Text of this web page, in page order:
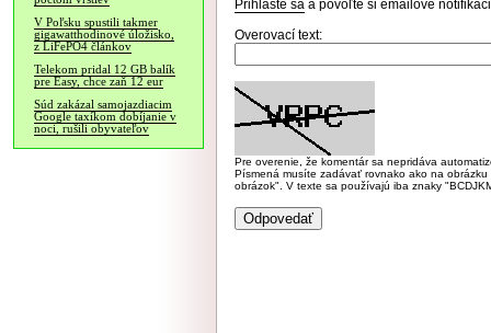
V Poľsku spustili takmer
gigawatthodinové úložisko,
z LiFePO4 článkov
Telekom pridal 12 GB balík
pre Easy, chce zaň 12 eur
Súd zakázal samojazdiacim
Google taxíkom dobíjanie v
noci, rušili obyvateľov
Prihláste sa a povoľte si emailové
Overovací text:
Pre overenie, že komentár sa nepridáva
Písmená musíte zadávať rovnako ako na
obrázok". V texte sa používajú iba znaky